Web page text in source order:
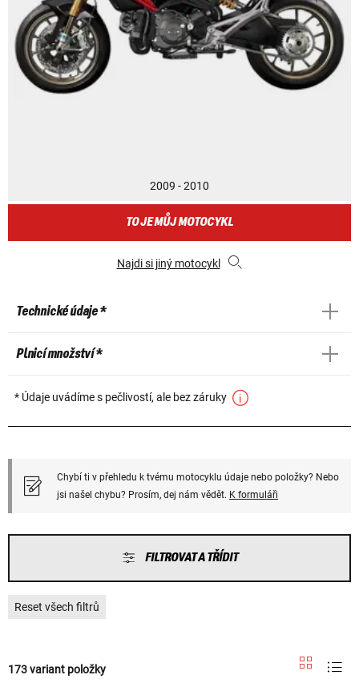
2009 - 2010
TO JE MŮJ MOTOCYKL
Najdi si jiný motocykl
Technické údaje *
Plnicí množství *
* Údaje uvádíme s pečlivostí, ale bez záruky
Chybí ti v přehledu k tvému motocyklu údaje nebo položky? Nebo
jsi našel chybu? Prosím, dej nám vědět. K formuláři
FILTROVAT A TŘÍDIT
Reset všech filtrů
173 variant položky